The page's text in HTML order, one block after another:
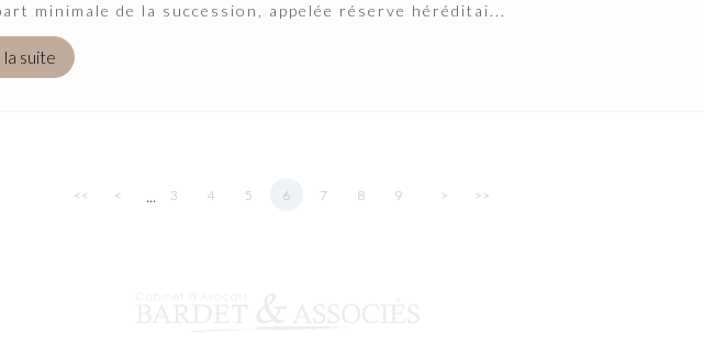
minimale de la succession, appelée réserve héréditai...
la suite
<< < 3 4 5 6 7 8 9 > >>